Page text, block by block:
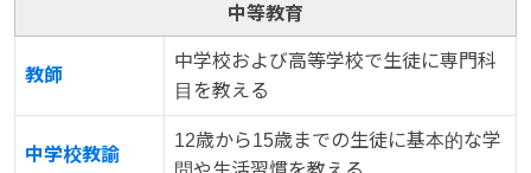
中等教育
教師
中学校および高等学校で生徒に専門科
目を教える
中学校教諭
12歳から15歳までの生徒に基本的な学